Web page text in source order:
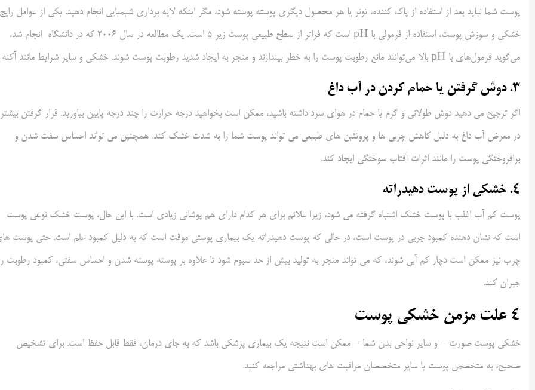
پوست شما نباید بعد از استفاده از پاک کننده، تونر یا هر محصول دیگری پوسته پوسته شود، مگر اینکه لایه برداری شیمیایی انجام دهید. یکی از عوامل رایج
خشکی و سوزش پوست، استفاده از فرمولی با pH است که فراتر از سطح طبیعی پوست زیر 5 است. یک مطالعه در سال 2006 که در دانشگاه انجام شد،
می‌گوید فرمول‌های با pH بالا می‌توانند مانع رطوبت پوست را به خطر بیندازند و منجر به ایجاد شدید رطوبت پوست شوند. خشکی و سایر شرایط مانند آکنه
3. دوش گرفتن یا حمام کردن در آب داغ
اگر ترجیح می دهید دوش طولانی و گرم یا حمام در هوای سرد داشته باشید، ممکن است بخواهید درجه حرارت را چند درجه پایین بیاورید. قرار گرفتن بیشتر
در معرض آب داغ به دلیل کاهش چربی ها و پروتئین های طبیعی می تواند پوست شما را به شدت خشک کند. همچنین می تواند احساس سفت شدن و
برافروختگی پوست را مانند اثرات آفتاب سوختگی ایجاد کند.
4. خشکی از پوست دهیدراته
پوست کم آب اغلب با پوست خشک اشتباه گرفته می شود، زیرا علائم برای هر کدام دارای هم پوشانی زیادی است. با این حال، پوست خشک نوعی پوست
است که نشان دهنده کمبود چربی در پوست است، در حالی که پوست دهیدراته یک بیماری پوستی موقت است که به دلیل کمبود علم است. حتی پوست
چرب نیز ممکن است دچار کم آبی شوند، که می تواند منجر به تولید بیش از حد سبوم شود تا علاوه بر پوسته پوسته شدن و احساس سفتی، کمبود رطوبت
جبران کند.
4 علت مزمن خشکی پوست
خشکی پوست صورت – و سایر نواحی بدن شما – ممکن است نتیجه یک بیماری پزشکی باشد که به جای درمان، فقط قابل حفظ است. برای تشخیص
صحیح، به متخصص پوست یا سایر متخصصان مراقبت های بهداشتی مراجعه کنید.